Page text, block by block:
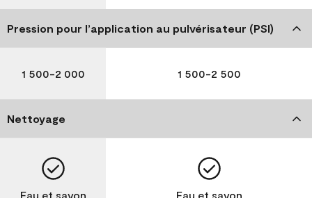
Pression pour l’application au pulvérisateur (PSI)
1 500-2 000 1 500-2 500
Nettoyage
Eau et savon Eau et savon